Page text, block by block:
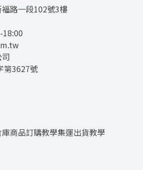
路一段102號3樓
18:00
第3627號
庫商品訂購教學集運出貨教學